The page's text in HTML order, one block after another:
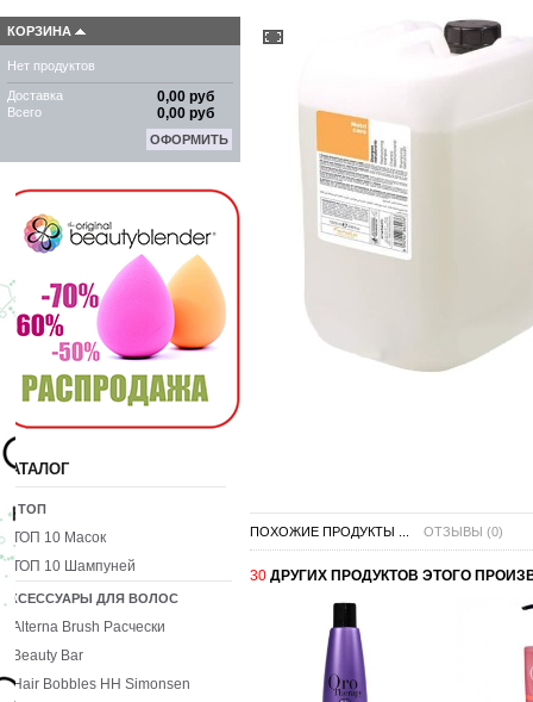
ПОХОЖИЕ ПРОДУКТЫ ... ОТЗЫВЫ (0)
30 ДРУГИХ ПРОДУКТОВ ЭТОГО
КОРЗИНА
Нет продуктов
Доставка 0,00 руб
Всего 0,00 руб
ОФОРМИТЬ
КАТАЛОГ
10 ТОП
ТОП 10 Масок
ТОП 10 Шампуней
АКСЕССУАРЫ ДЛЯ ВОЛОС
Alterna Brush Расчески
Beauty Bar
Hair Bobbles HH Simonsen